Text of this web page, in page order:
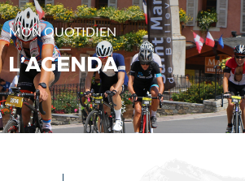
MON QUOTIDIEN
L’AGENDA